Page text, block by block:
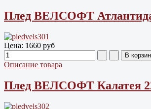
Плед ВЕЛСОФТ Атлантида
Цена: 1660 руб
Описание товара
Плед ВЕЛСОФТ Калатея